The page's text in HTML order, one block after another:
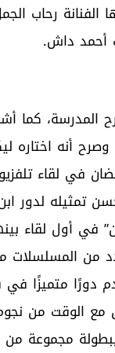
رحاب
أحمد داش.
المدرسة، كما
أنه اختاره
في لقاء
تمثيله لدور
في أول لقاء
من
دورًا متميزًا
مع الوقت من
مجموعة من